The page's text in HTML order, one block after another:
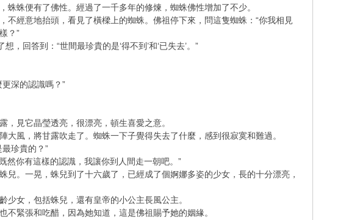
蛛便有了佛性。經過了一千多年的修煉，蜘蛛佛性增加了不少。
經意地抬頭，看見了橫樑上的蜘蛛。佛祖停下來，問這隻蜘蛛：“你我相見
？”
回答到：“世間最珍貴的是‘得不到’和‘已失去’。”
深的認識嗎？”
見它晶瑩透亮，很漂亮，頓生喜愛之意。
風，將甘露吹走了。蜘蛛一下子覺得失去了什麼，感到很寂寞和難過。
珍貴的？”
然你有這樣的認識，我讓你到人間走一朝吧。”
。一晃，蛛兒到了十六歲了，已經成了個婀娜多姿的少女，長的十分漂亮，
女，包括蛛兒，還有皇帝的小公主長風公主。
緊張和吃醋，因為她知道，這是佛祖賜予她的姻緣。